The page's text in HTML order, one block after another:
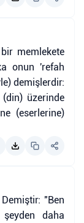
memlekete
onun 'refah
demişlerdir:
(din) üzerinde
(eserlerine)
"Ben
şeyden daha